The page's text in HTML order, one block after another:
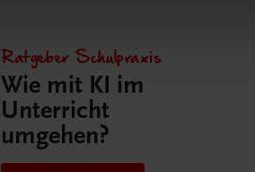
Ratgeber Schulpraxis
Wie mit KI im
Unterricht
umgehen?